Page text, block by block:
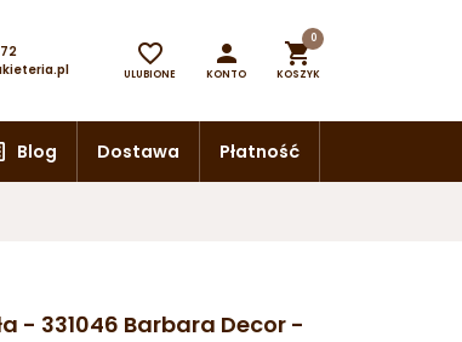

ULUBIONE

KONTO

0
KOSZYK
Blog Dostawa Płatność
- 331046 Barbara Decor -